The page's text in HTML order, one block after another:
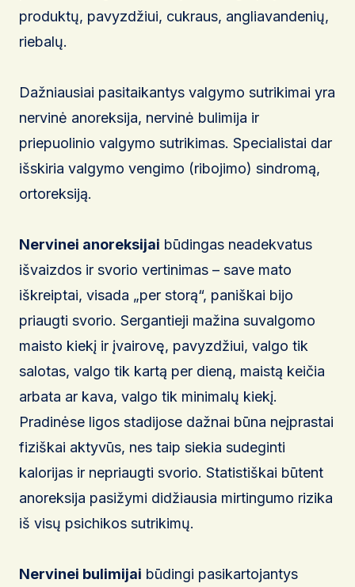
produktų, pavyzdžiui, cukraus, angliavandenių,
riebalų.
Dažniausiai pasitaikantys valgymo sutrikimai yra
nervinė anoreksija, nervinė bulimija ir
priepuolinio valgymo sutrikimas. Specialistai dar
išskiria valgymo vengimo (ribojimo) sindromą,
ortoreksiją.
Nervinei anoreksijai būdingas neadekvatus
išvaizdos ir svorio vertinimas – save mato
iškreiptai, visada „per storą“, paniškai bijo
priaugti svorio. Sergantieji mažina suvalgomo
maisto kiekį ir įvairovę, pavyzdžiui, valgo tik
salotas, valgo tik kartą per dieną, maistą keičia
arbata ar kava, valgo tik minimalų kiekį.
Pradinėse ligos stadijose dažnai būna neįprastai
fiziškai aktyvūs, nes taip siekia sudeginti
kalorijas ir nepriaugti svorio. Statistiškai būtent
anoreksija pasižymi didžiausia mirtingumo rizika
iš visų psichikos sutrikimų.
Nervinei bulimijai būdingi pasikartojantys